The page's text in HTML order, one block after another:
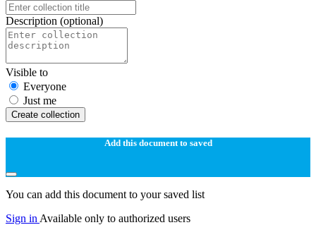
Description (optional)
Visible to
Everyone
Just me
Create collection
Add this document to saved
You can add this document to your saved list
Sign in Available only to authorized users